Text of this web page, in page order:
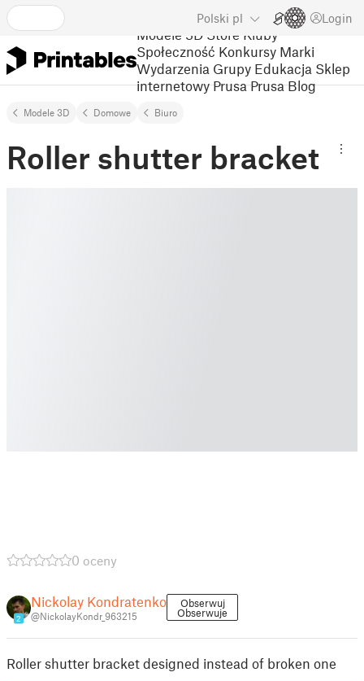
Polski pl Login
Modele 3D Store Kluby
Społeczność Konkursy Marki
Wydarzenia Grupy Edukacja Sklep
internetowy Prusa Prusa Blog
Modele 3D Domowe Biuro
Roller shutter bracket
0 oceny
2
Nickolay Kondratenko
@NickolayKondr_963215
Obserwuj
Obserwuje
Roller shutter bracket designed instead of broken one